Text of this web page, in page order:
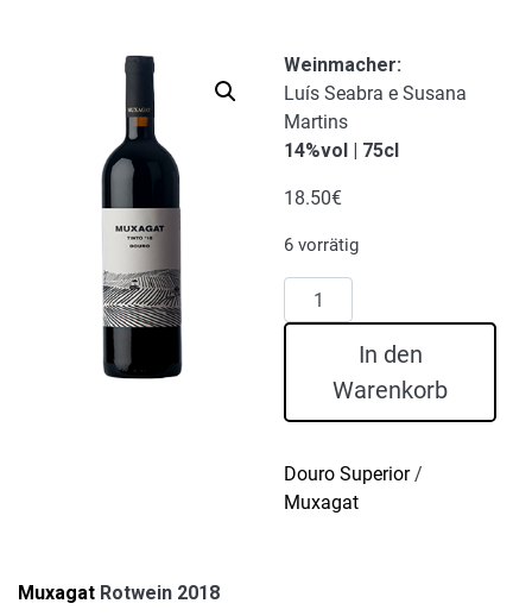
Weinmacher:
Luís Seabra e Susana
Martins
14%vol | 75cl
18.50€
6 vorrätig
Muxagat
Rotwein
In den
Warenkorb
Douro Superior/
Muxagat
Muxagat Rotwein 2018